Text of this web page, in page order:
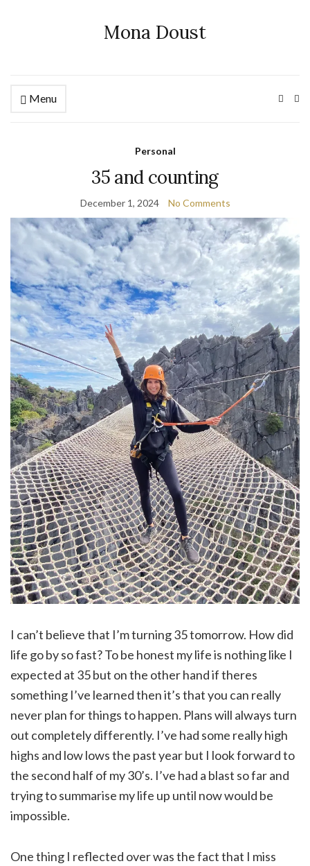
Mona Doust
Menu
Personal
35 and counting
December 1, 2024 No Comments
I can’t believe that I’m turning 35 tomorrow. How did
life go by so fast? To be honest my life is nothing like I
expected at 35 but on the other hand if theres
something I’ve learned then it’s that you can really
never plan for things to happen. Plans will always turn
out completely differently. I’ve had some really high
highs and low lows the past year but I look forward to
the second half of my 30’s. I’ve had a blast so far and
trying to summarise my life up until now would be
impossible.
One thing I reflected over was the fact that I miss